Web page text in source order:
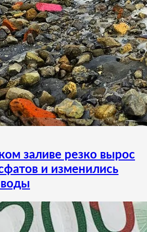
заливе резко вырос
и изменились
воды